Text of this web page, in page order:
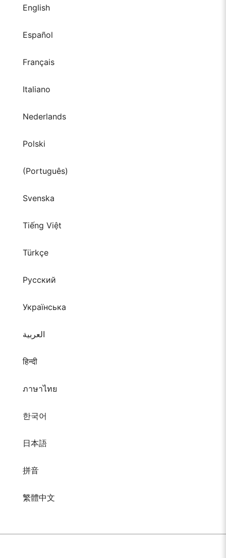
English
Español
Français
Italiano
Nederlands
Polski
(Português)
Svenska
Tiếng Việt
Türkçe
Русский
Українська
العربية
हिन्दी
ภาษาไทย
한국어
日本語
拼音
繁體中文